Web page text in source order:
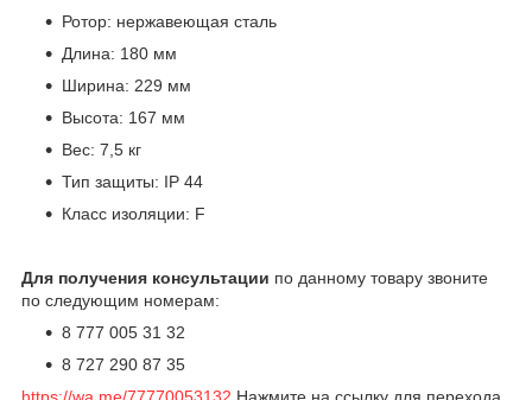
Ротор: нержавеющая сталь
Длина: 180 мм
Ширина: 229 мм
Высота: 167 мм
Вес: 7,5 кг
Тип защиты: IP 44
Класс изоляции: F
Для получения консультации по данному товару звоните
по следующим номерам:
8 777 005 31 32
8 727 290 87 35
https://wa.me/77770053132 Нажмите на ссылку для перехода